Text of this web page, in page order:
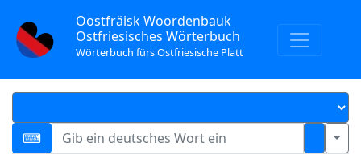
Oostfräisk Woordenbauk
Ostfriesisches Wörterbuch
Wörterbuch fürs Ostfriesische Platt